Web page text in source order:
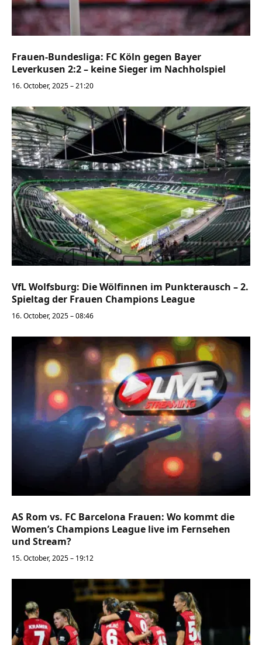
Frauen-Bundesliga: FC Köln gegen Bayer
Leverkusen 2:2 – keine Sieger im Nachholspiel
16. October, 2025 – 21:20
VfL Wolfsburg: Die Wölfinnen im Punkterausch – 2.
Spieltag der Frauen Champions League
16. October, 2025 – 08:46
AS Rom vs. FC Barcelona Frauen: Wo kommt die
Women’s Champions League live im Fernsehen
und Stream?
15. October, 2025 – 19:12